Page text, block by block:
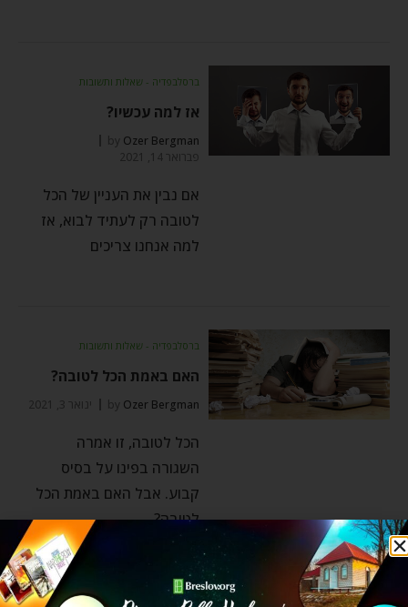
ברסלבפדיה - שאלות ותשובות
אז למה עכשיו?
by Ozer Bergman
פברואר 14, 2021
אם נבין את העניין של הכל
לטובה רק לעתיד לבוא, אז
למה אנחנו צריכים
ברסלבפדיה - שאלות ותשובות
האם באמת הכל לטובה?
by Ozer Bergman ינואר 3, 2021
הכל לטובה, זו אמרה
השגורה בפינו על בסיס
קבוע. אבל האם באמת הכל
לטובה?